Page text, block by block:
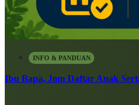
INFO & PANDUAN
Ibu Bapa, Jom Daftar Anak